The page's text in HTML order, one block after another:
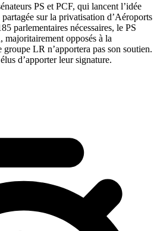
PS et PCF, qui lancent l’idée
sur la privatisation d’Aéroports
parlementaires nécessaires, le PS
majoritairement opposés à la
LR n’apportera pas son soutien.
d’apporter leur signature.